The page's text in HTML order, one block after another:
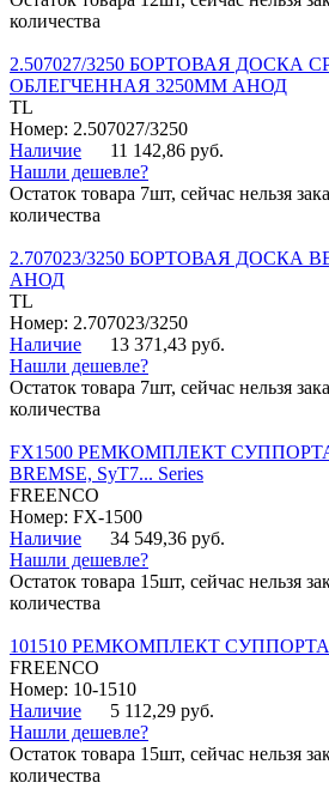
количества
2.507027/3250 БОРТОВАЯ ДОСКА
ОБЛЕГЧЕННАЯ 3250ММ АНОД
TL
Номер: 2.507027/3250
Наличие
11 142,86 руб.
Нашли дешевле?
Остаток товара 7шт, сейчас нельзя
количества
2.707023/3250 БОРТОВАЯ ДОСКА
АНОД
TL
Номер: 2.707023/3250
Наличие
13 371,43 руб.
Нашли дешевле?
Остаток товара 7шт, сейчас нельзя
количества
FX1500 РЕМКОМПЛЕКТ
BREMSE, SyT7... Series
FREENCO
Номер: FX-1500
Наличие
34 549,36 руб.
Нашли дешевле?
Остаток товара 15шт, сейчас нельзя
количества
101510 РЕМКОМПЛЕКТ СУППОРТА
FREENCO
Номер: 10-1510
Наличие
5 112,29 руб.
Нашли дешевле?
Остаток товара 15шт, сейчас нельзя
количества